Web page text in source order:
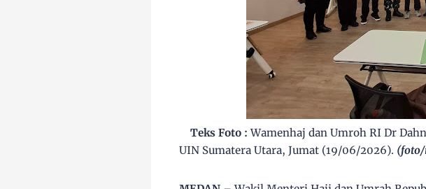
Teks Foto : Wamenhaj dan Umroh RI Dr
UIN Sumatera Utara, Jumat (19/06/2026).